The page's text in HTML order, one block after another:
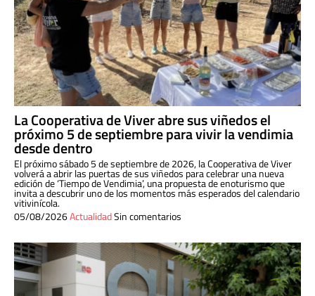
La Cooperativa de Viver abre sus viñedos el
próximo 5 de septiembre para vivir la vendimia
desde dentro
El próximo sábado 5 de septiembre de 2026, la Cooperativa de Viver
volverá a abrir las puertas de sus viñedos para celebrar una nueva
edición de ‘Tiempo de Vendimia’, una propuesta de enoturismo que
invita a descubrir uno de los momentos más esperados del calendario
vitivinícola.
05/08/2026ActualidadSin comentarios